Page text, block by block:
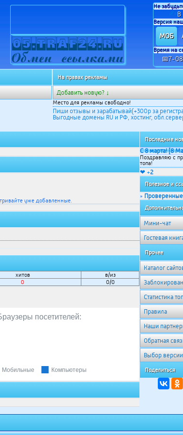
Не
✍ В
Версия
МОБ
Время на
📅7-
На правах рекламы
Добавить новую? ↓
Место для рекламы свободно!
Пиши отзывы и зарабатывай(+300р за
Выгодные домены RU и РФ, хостинг,
уже добавленные.
хитов
в/из
0 0/0
посетителей:
Мобильные Компьютеры
Последние
С 8 марта! [8
Поздравляю с
топа!
❤ +2
Полезное и
» Проверенные
Мини-чат
Гостевая
Прочее
Каталог
Cтатистика
Правила
Наши
Обратная
Выбор версии
Поделиться